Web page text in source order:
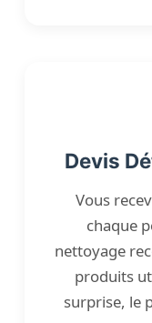
Devis
Vous
chaque
nettoyage
produits
surprise, le